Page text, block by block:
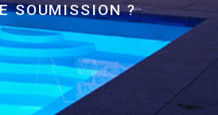
SOUMISSION ?